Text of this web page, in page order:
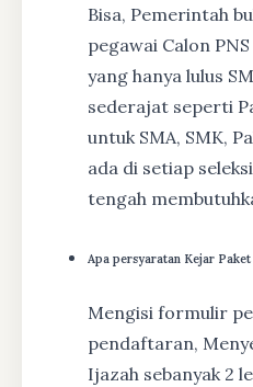
Bisa, Pemerintah
pegawai Calon
yang hanya lulus
sederajat seperti
untuk SMA, SMK,
ada di setiap
tengah
Apa persyaratan Kejar Paket
Mengisi formulir
pendaftaran,
Ijazah sebanyak 2